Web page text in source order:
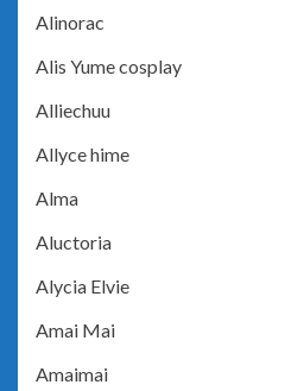
Alinorac
Alis Yume cosplay
Alliechuu
Allyce hime
Alma
Aluctoria
Alycia Elvie
Amai Mai
Amaimai